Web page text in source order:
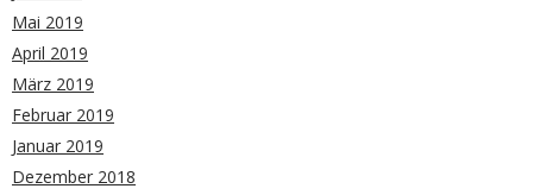
Mai 2019
April 2019
März 2019
Februar 2019
Januar 2019
Dezember 2018